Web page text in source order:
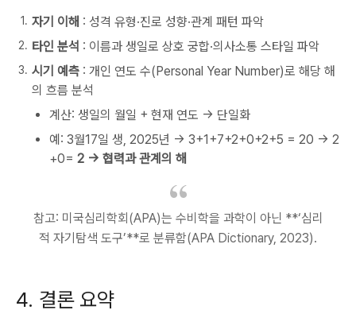
자기 이해 : 성격 유형·진로 성향·관계 패턴 파악
타인 분석 : 이름과 생일로 상호 궁합·의사소통 스타일 파악
시기 예측 : 개인 연도 수(Personal Year Number)로 해당 해
의 흐름 분석
계산: 생일의 월일 + 현재 연도 → 단일화
예: 3월17일 생, 2025년 → 3+1+7+2+0+2+5 = 20 → 2
+0= 2 → 협력과 관계의 해
참고: 미국심리학회(APA)는 수비학을 과학이 아닌 **‘심리
적 자기탐색 도구’**로 분류함(APA Dictionary, 2023).
4. 결론 요약